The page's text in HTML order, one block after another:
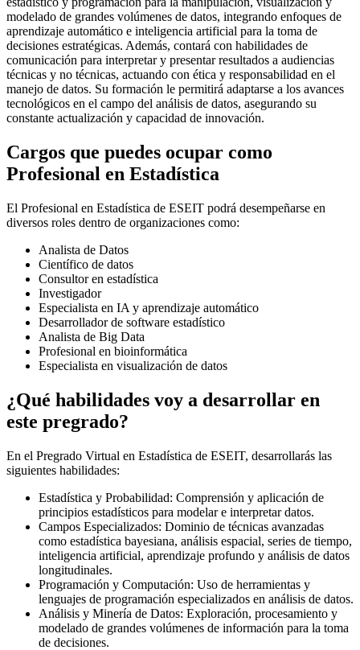
modelado de grandes volúmenes de datos, integrando enfoques de
aprendizaje automático e inteligencia artificial para la toma de
decisiones estratégicas. Además, contará con habilidades de
comunicación para interpretar y presentar resultados a audiencias
técnicas y no técnicas, actuando con ética y responsabilidad en el
manejo de datos. Su formación le permitirá adaptarse a los avances
tecnológicos en el campo del análisis de datos, asegurando su
constante actualización y capacidad de innovación.
Cargos que puedes ocupar como
Profesional en Estadística
El Profesional en Estadística de ESEIT podrá desempeñarse en
diversos roles dentro de organizaciones como:
Analista de Datos
Científico de datos
Consultor en estadística
Investigador
Especialista en IA y aprendizaje automático
Desarrollador de software estadístico
Analista de Big Data
Profesional en bioinformática
Especialista en visualización de datos
¿Qué habilidades voy a desarrollar en
este pregrado?
En el Pregrado Virtual en Estadística de ESEIT, desarrollarás las
siguientes habilidades:
Estadística y Probabilidad: Comprensión y aplicación de
principios estadísticos para modelar e interpretar datos.
Campos Especializados: Dominio de técnicas avanzadas
como estadística bayesiana, análisis espacial, series de tiempo,
inteligencia artificial, aprendizaje profundo y análisis de datos
longitudinales.
Programación y Computación: Uso de herramientas y
lenguajes de programación especializados en análisis de datos.
Análisis y Minería de Datos: Exploración, procesamiento y
modelado de grandes volúmenes de información para la toma
de decisiones.